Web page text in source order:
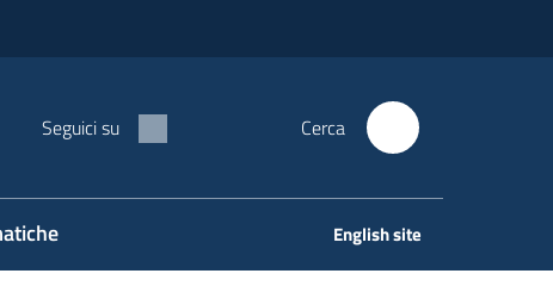
Seguici su Cerca
English site